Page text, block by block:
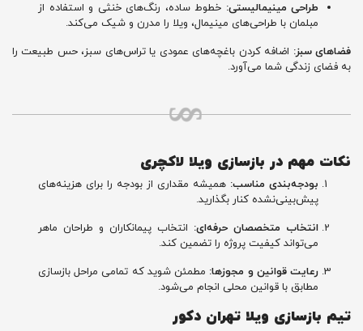
طراحی مینیمالیستی: خطوط ساده، رنگ‌های خنثی و استفاده از
مبلمان با طراحی‌های مینیمال، ویلا را مدرن و شیک می‌کند.
فضاهای سبز: اضافه کردن باغچه‌های عمودی یا تراس‌های سبز، حس طبیعت را
به فضای زندگی شما می‌آورد.
نکات مهم در بازسازی ویلا لاکچری
بودجه‌بندی مناسب: همیشه مقداری از بودجه را برای هزینه‌های
پیش‌بینی‌نشده کنار بگذارید.
انتخاب متخصصان حرفه‌ای: انتخاب پیمانکاران و طراحان ماهر
می‌تواند کیفیت پروژه را تضمین کند.
رعایت قوانین و مجوزها: مطمئن شوید که تمامی مراحل بازسازی
مطابق با قوانین محلی انجام می‌شود.
تیم بازسازی ویلا تهران دکور